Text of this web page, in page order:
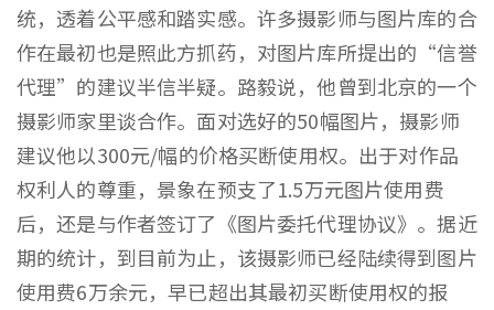
统，透着公平感和踏实感。许多摄影师与图片库的合
作在最初也是照此方抓药，对图片库所提出的“信誉
代理”的建议半信半疑。路毅说，他曾到北京的一个
摄影师家里谈合作。面对选好的50幅图片，摄影师
建议他以300元/幅的价格买断使用权。出于对作品
权利人的尊重，景象在预支了1.5万元图片使用费
后，还是与作者签订了《图片委托代理协议》。据近
期的统计，到目前为止，该摄影师已经陆续得到图片
使用费6万余元，早已超出其最初买断使用权的报